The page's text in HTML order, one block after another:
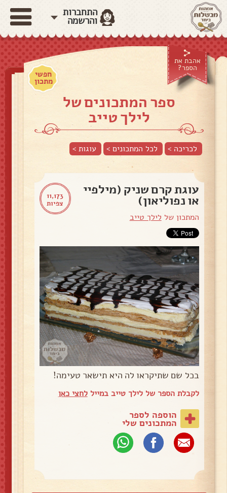
התחברות
והרשמה
אהבת את
הספר?
חפשי
מתכון
ספר המתכונים של
לילך טייב
לכריכה > לכל המתכונים > עוגות>
11,173
צפיות
עוגת קרם שניק (מילפיי
או נפוליאון)
המתכון של לילך טייב
בכל שם שתיקראו לה היא תישאר טעימה!
לקבלת הספר של לילך טייב במייללחצי כאן
הוספה לספר
המתכונים שלי